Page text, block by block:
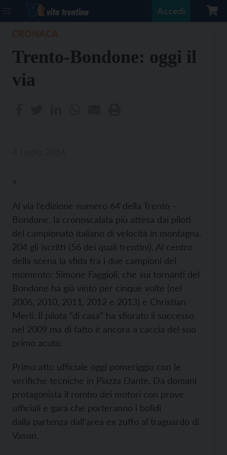
Accedi
Trento-Bondone: oggi il
via
>
Al via l’edizione numero 64 della Trento –
Bondone, la cronoscalata più attesa dai piloti
del campionato italiano di velocità in montagna.
204 gli iscritti (56 dei quali trentini). Al centro
della scena la sfida fra i due campioni del
momento: Simone Faggioli, che sui tornanti del
Bondone ha già vinto per cinque volte (nel
2006, 2010, 2011, 2012 e 2013) e Christian
Merli. Il pilota “di casa” ha sfiorato il successo
nel 2009 ma di fatto è ancora a caccia del suo
primo acuto.
Primo atto ufficiale oggi pomeriggio con le
verifiche tecniche in Piazza Dante. Da domani
protagonista il rombo dei motori con prove
ufficiali e gara che porteranno i bolidi
dalla partenza dall’area ex zuffo al traguardo di
Vason.